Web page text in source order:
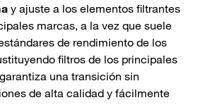
y ajuste a los elementos filtrantes
marcas, a la vez que suele
de rendimiento de los
filtros de los principales
una transición sin
de alta calidad y fácilmente